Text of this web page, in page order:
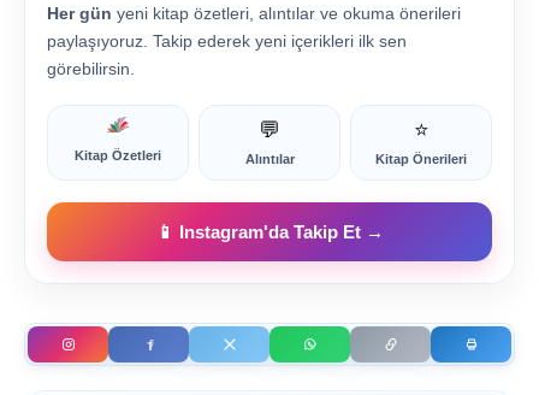
Her gün yeni kitap özetleri, alıntılar ve okuma önerileri
paylaşıyoruz. Takip ederek yeni içerikleri ilk sen
görebilirsin.
Kitap Özetleri
💬
Alıntılar
⭐
Kitap Önerileri
📱 Instagram'da Takip Et →